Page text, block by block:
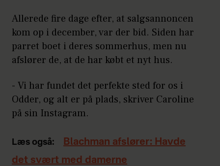
Allerede fire dage efter, at salgsannoncen
kom op i december, var der bid. Siden har
parret boet i deres sommerhus, men nu
afslører de, at de har købt et nyt hus.
- Vi har fundet det perfekte sted for os i
Odder, og alt er på plads, skriver Caroline
på sin Instagram.
Læs også:
Blachman afslører: Havde
det svært med damerne